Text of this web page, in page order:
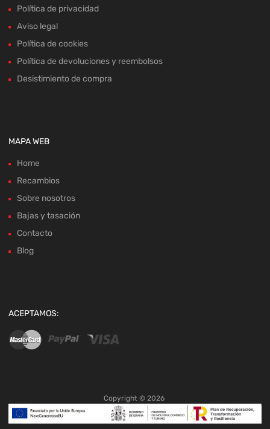
Política de privacidad
Aviso legal
Política de cookies
Política de devoluciones y reembolsos
Desistimiento de compra
MAPA WEB
Home
Recambios
Sobre nosotros
Bajas y tasación
Contacto
Blog
ACEPTAMOS:
Copyright © 2026